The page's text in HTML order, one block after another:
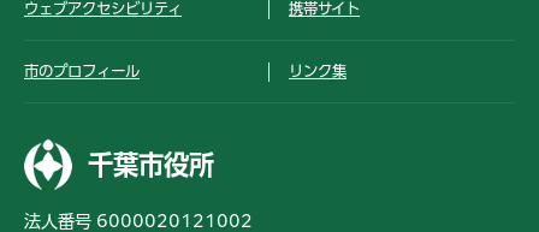
ウェブアクセシビリティ 携帯サイト
市のプロフィール リンク集
千葉市役所
法人番号 6000020121002